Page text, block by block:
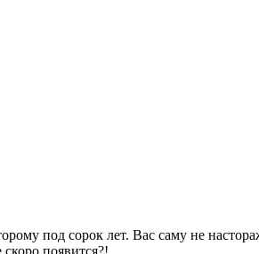
под сорок лет. Вас саму не
появится?!